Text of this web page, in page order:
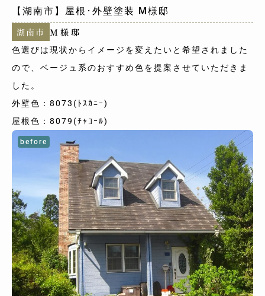
【湖南市】屋根･外壁塗装 M様邸
湖南市 M様邸
色選びは現状からイメージを変えたいと希望されました
ので、ベージュ系のおすすめ色を提案させていただきま
した。
外壁色：8073(ﾄｽｶﾆｰ)
屋根色：8079(ﾁｬｺｰﾙ)
before